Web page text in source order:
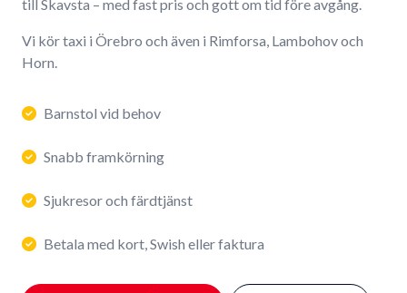
till Skavsta – med fast pris och gott om tid före avgång.
Vi kör taxi i Örebro och även i Rimforsa, Lambohov och
Horn.
Barnstol vid behov
Snabb framkörning
Sjukresor och färdtjänst
Betala med kort, Swish eller faktura